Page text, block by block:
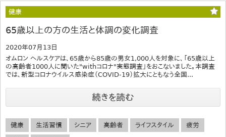
健康
65歳以上の方の生活と体調の変化調査
2020年07月13日
オムロン ヘルスケアは、65歳から85歳の男女1,000人を対象に、「65歳以上
の高齢者1000人に聞いた"withコロナ"実態調査」をおこないました。本調査
では、新型コロナウイルス感染症（COVID-19）拡大にともなう全国...
続きを読む
健康 生活習慣 シニア 高齢者 ライフスタイル 疲労